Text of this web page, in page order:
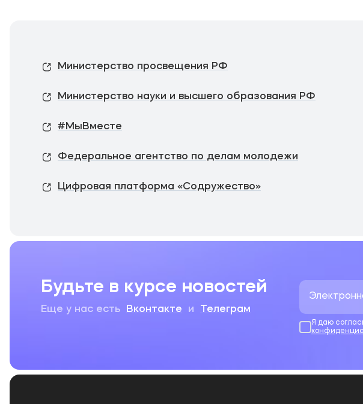
Министерство просвещения РФ
Министерство науки и высшего образования РФ
#МыВместе
Федеральное агентство по делам молодежи
Цифровая платформа «Содружество»
Будьте в курсе новостей
Еще у нас есть Вконтакте и Телеграм
Я даю